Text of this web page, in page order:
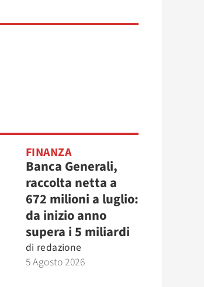
FINANZA
Banca Generali,
raccolta netta a
672 milioni a luglio:
da inizio anno
supera i 5 miliardi
di redazione
5 Agosto 2026